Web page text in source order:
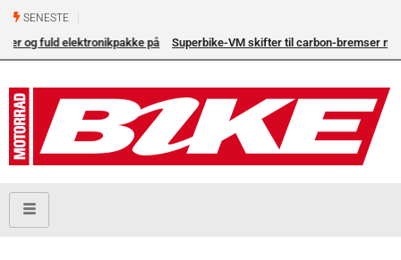
SENESTE
Superbike-VM skifter til carbon-bremser med Brembo som